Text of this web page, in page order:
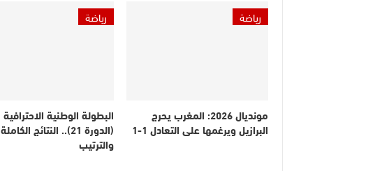
رياضة
مونديال 2026: المغرب يحرج
البرازيل ويرغمها على التعادل 1-1
رياضة
البطولة الوطنية الاحترافية
(الدورة 21).. النتائج الكاملة
والترتيب